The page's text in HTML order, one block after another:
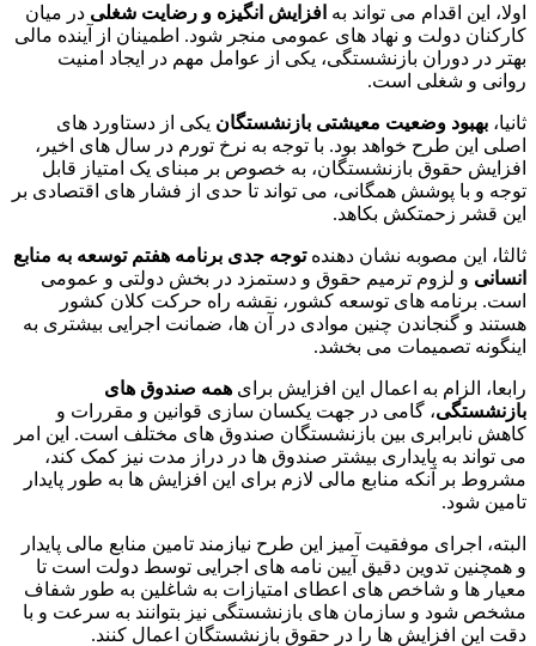
اولا، این اقدام می تواند به افزایش انگیزه و رضایت شغلی در میان
کارکنان دولت و نهاد های عمومی منجر شود. اطمینان از آینده مالی
بهتر در دوران بازنشستگی، یکی از عوامل مهم در ایجاد امنیت
روانی و شغلی است.
ثانیا، بهبود وضعیت معیشتی بازنشستگان یکی از دستاورد های
اصلی این طرح خواهد بود. با توجه به نرخ تورم در سال های اخیر،
افزایش حقوق بازنشستگان، به خصوص بر مبنای یک امتیاز قابل
توجه و با پوشش همگانی، می تواند تا حدی از فشار های اقتصادی بر
این قشر زحمتکش بکاهد.
ثالثا، این مصوبه نشان دهندهتوجه جدی برنامه هفتم توسعه به منابع
انسانی و لزوم ترمیم حقوق و دستمزد در بخش دولتی و عمومی
است. برنامه های توسعه کشور، نقشه راه حرکت کلان کشور
هستند و گنجاندن چنین موادی در آن ها، ضمانت اجرایی بیشتری به
اینگونه تصمیمات می بخشد.
رابعا، الزام به اعمال این افزایش برای همه صندوق های
بازنشستگی، گامی در جهت یکسان سازی قوانین و مقررات و
کاهش نابرابری بین بازنشستگان صندوق های مختلف است. این امر
می تواند به پایداری بیشتر صندوق ها در دراز مدت نیز کمک کند،
مشروط بر آنکه منابع مالی لازم برای این افزایش ها به طور پایدار
تامین شود.
البته، اجرای موفقیت آمیز این طرح نیازمند تامین منابع مالی پایدار
و همچنین تدوین دقیق آیین نامه های اجرایی توسط دولت است تا
معیار ها و شاخص های اعطای امتیازات به شاغلین به طور شفاف
مشخص شود و سازمان های بازنشستگی نیز بتوانند به سرعت و با
دقت این افزایش ها را در حقوق بازنشستگان اعمال کنند.